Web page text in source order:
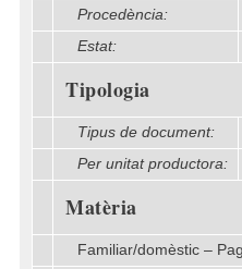
Procedència:
Estat:
Tipologia
Tipus de document:
Per unitat productora:
Matèria
Familiar/domèstic –